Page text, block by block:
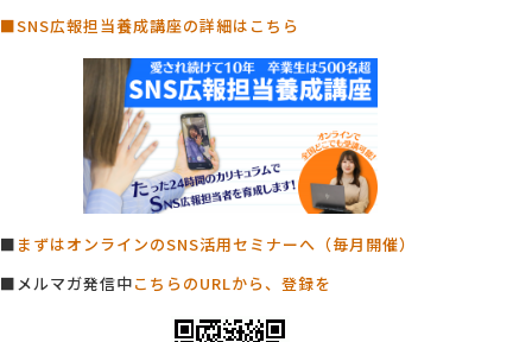
■SNS広報担当養成講座の詳細はこちら
■ まずはオンラインのSNS活用セミナーへ（毎月開催）
■メルマガ発信中こちらのURLから、登録を